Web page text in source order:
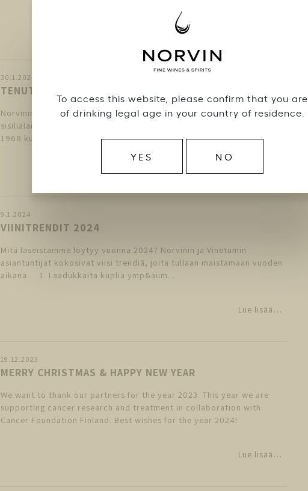
To access this website, please confirm that you are
of drinking legal age in your country of residence.
YES NO
30.1.2024
TENUTA RAPITALÀ NORVININ VALIKOIMIIN
Norvinin valikoima kasvaa jälleen. Olemme aloittaneet yhteistyön
sisilialaisen Tenuta Rapitalàn kanssa. Rapitalàn tarina alkaa vuodesta
1968 kun ranskalainen kreivi Hugues B...
Lue lisää…
9.1.2024
VIINITRENDIT 2024
Mitä laseistamme löytyy vuonna 2024? Norvinin ja Vinetumin
asiantuntijat kokosivat viisi trendiä, joita tullaan maistamaan vuoden
aikana. 1. Laadukkaita kuplia ymp&aum...
Lue lisää…
19.12.2023
MERRY CHRISTMAS & HAPPY NEW YEAR
We want to thank our partners for the year 2023. This year we are
supporting cancer research and treatment in collaboration with
Cancer Foundation Finland. Best wishes for the year 2024!
Lue lisää…